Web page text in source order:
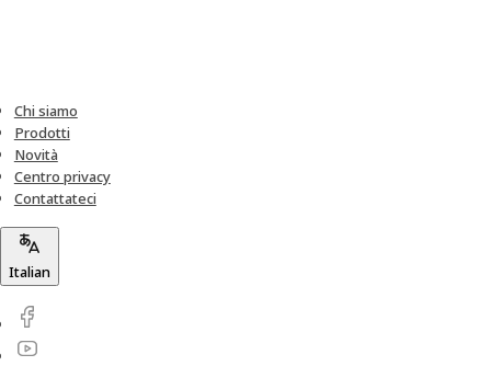
Chi siamo
Prodotti
Novità
Centro privacy
Contattateci
Italian